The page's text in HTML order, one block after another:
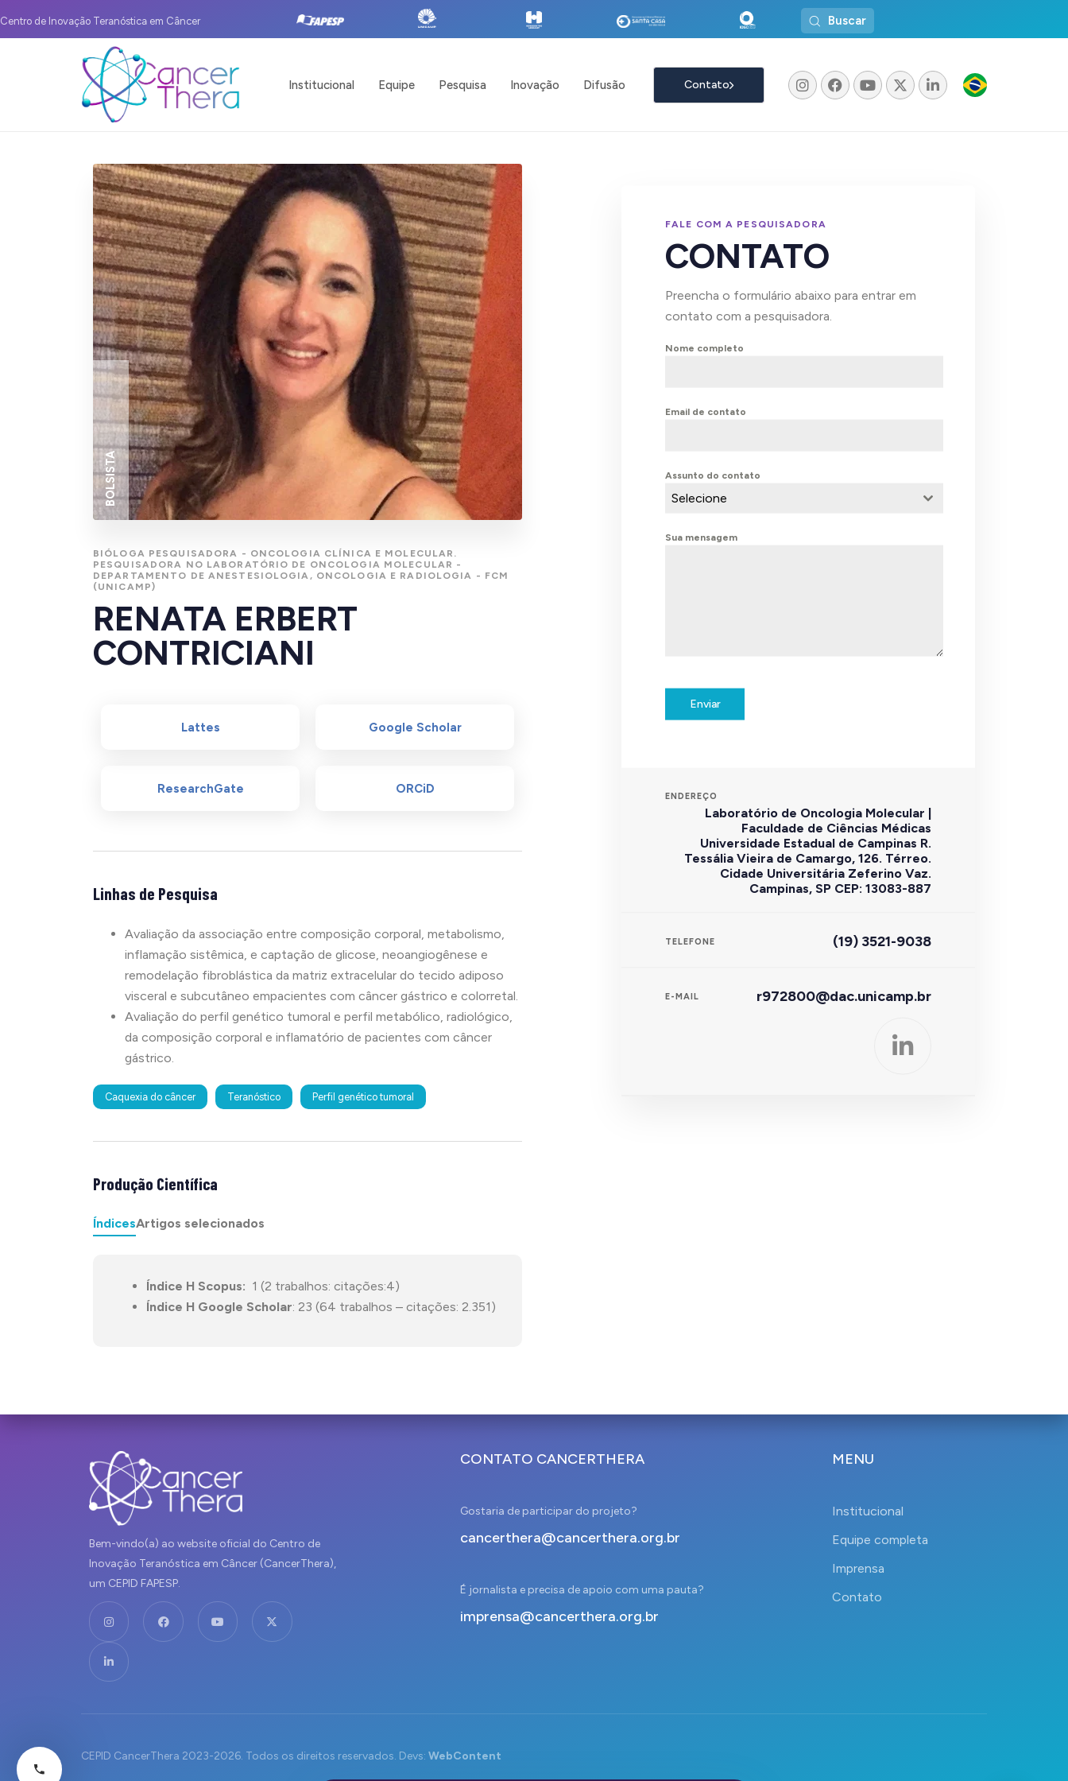
Centro de Inovação Teranóstica em Câncer Buscar
Institucional Equipe Pesquisa Inovação Difusão Contato
BOLSISTA
BIÓLOGA PESQUISADORA - ONCOLOGIA CLÍNICA E MOLECULAR.
PESQUISADORA NO LABORATÓRIO DE ONCOLOGIA MOLECULAR -
DEPARTAMENTO DE ANESTESIOLOGIA, ONCOLOGIA E RADIOLOGIA - FCM
(UNICAMP)
RENATA ERBERT
CONTRICIANI
Lattes Google Scholar
ResearchGate ORCiD
Linhas de Pesquisa
Avaliação da associação entre composição corporal, metabolismo,
inflamação sistêmica, e captação de glicose, neoangiogênese e
remodelação fibroblástica da matriz extracelular do tecido adiposo
visceral e subcutâneo empacientes com câncer gástrico e colorretal.
Avaliação do perfil genético tumoral e perfil metabólico, radiológico,
da composição corporal e inflamatório de pacientes com câncer
gástrico.
Caquexia do câncer Teranóstico Perfil genético tumoral
Produção Científica
ÍndicesArtigos selecionados
Índice H Scopus: 1 (2 trabalhos: citações:4)
Índice H Google Scholar: 23 (64 trabalhos – citações: 2.351)
FALE COM A PESQUISADORA
CONTATO
Preencha o formulário abaixo para entrar em
contato com a pesquisadora.
Nome completo
Email de contato
Assunto do contato
Selecione
Sua mensagem
Enviar
ENDEREÇO
Laboratório de Oncologia Molecular |
Faculdade de Ciências Médicas
Universidade Estadual de Campinas R.
Tessália Vieira de Camargo, 126. Térreo.
Cidade Universitária Zeferino Vaz.
Campinas, SP CEP: 13083-887
TELEFONE (19) 3521-9038
E-MAIL r972800@dac.unicamp.br
Bem-vindo(a) ao website oficial do Centro de
Inovação Teranóstica em Câncer (CancerThera),
um CEPID FAPESP.
CONTATO CANCERTHERA
Gostaria de participar do projeto?
cancerthera@cancerthera.org.br
É jornalista e precisa de apoio com uma pauta?
imprensa@cancerthera.org.br
MENU
Institucional
Equipe completa
Imprensa
Contato
CEPID CancerThera 2023-2026. Todos os direitos reservados. Devs: WebContent